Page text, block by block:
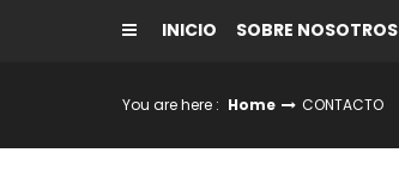
INICIO SOBRE NOSOTROS
You are here : Home CONTACTO